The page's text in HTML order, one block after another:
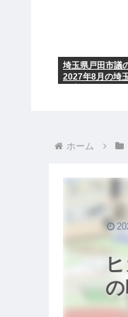
埼玉県戸田市議
2027年8月の埼
ホーム